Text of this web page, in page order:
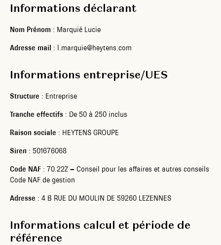
Informations déclarant
Nom Prénom : Marquié Lucie
Adresse mail : l.marquie@heytens.com
Informations entreprise/UES
Structure : Entreprise
Tranche effectifs : De 50 à 250 inclus
Raison sociale : HEYTENS GROUPE
Siren : 501676068
Code NAF : 70.22Z – Conseil pour les affaires et autres conseils
Code NAF de gestion
Adresse : 4 B RUE DU MOULIN DE 59260 LEZENNES
Informations calcul et période de
référence